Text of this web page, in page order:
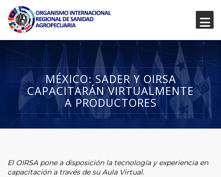
MÉXICO: SADER Y OIRSA
CAPACITARÁN VIRTUALMENTE
A PRODUCTORES
El OIRSA pone a disposición la tecnología y experiencia en
capacitación a través de su Aula Virtual.